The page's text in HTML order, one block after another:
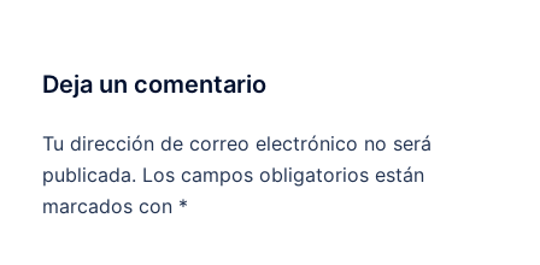
Deja un comentario
Tu dirección de correo electrónico no será
publicada. Los campos obligatorios están
marcados con *